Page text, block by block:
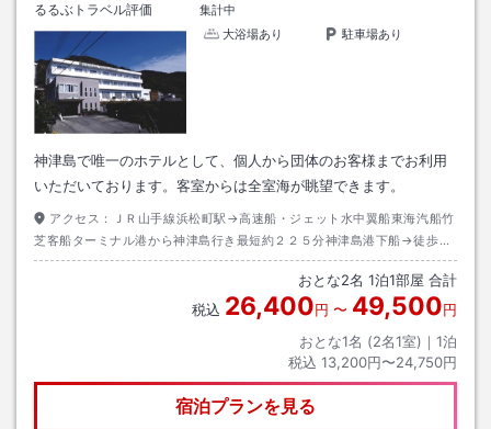
るるぶトラベル評価
集計中
大浴場あり
駐車場あり
神津島で唯一のホテルとして、個人から団体のお客様までお利用
いただいております。客室からは全室海が眺望できます。
アクセス：
ＪＲ山手線浜松町駅→高速船・ジェット水中翼船東海汽船竹
芝客船ターミナル港から神津島行き最短約２２５分神津島港下船→徒歩約
１５分
おとな2名 1泊1部屋 合計
税込 26,400円 〜 49,500円
おとな1名 (2名1室)｜ 1泊
税込 13,200円〜24,750円
宿泊プランを見る